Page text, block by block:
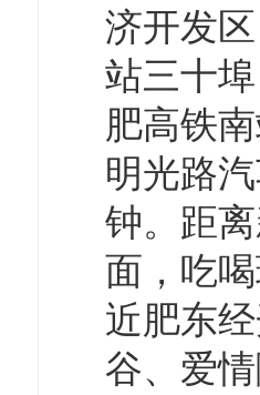
济开发
站三十
肥高铁
明光路
钟。距
面，吃
近肥东
谷、爱